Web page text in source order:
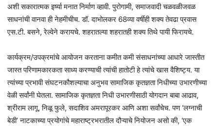
अशी सकारात्मक इर्ष्या मनात निर्माण व्हावी. पुरोगामी, समाजवादी चळवळीजवळ
साधनांची वानवा ही नेहमीचीच. डॉ. दाभोलकर 68व्या वर्षीही शक्य तेवढा प्रवास
एस.टी. बसने, रेल्वेने करायचे. शहरातल्या शहरातही शक्य तिथे पायी फिरायचे.
कार्यक्रम/उपक्रमांचे आयोजन करताना कमीत कमी संसाधनांच्या आधारे जास्तीत
जास्त परिणामकारकता साध्य करण्याची त्यांची हातोटी हे त्यांचे खास वैशिष्ट्य. या
त्यांच्या प्रभावी संघटनकौशल्याचा अनुभव सामाजिक कृतज्ञता निधीच्या उभारणीच्या
वेळी सर्वांनी घेतला. सामाजिक कृतज्ञता निधी उभारणीसाठी योगदान बाबा आढाव,
श्रीराम लागू, निळू फुले, सदाशिव अमरापूरकर आणि अशा सर्वांचेच. पण ‘लग्नाची
बेडी’ नाटकाच्या प्रयोगांचे महाराष्ट्रभरातील दौऱ्याचे नियोजन असो की, ‘एक